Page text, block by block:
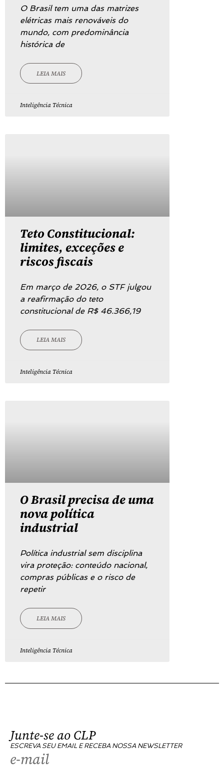
O Brasil tem uma das matrizes
elétricas mais renováveis do
mundo, com predominância
histórica de
LEIA MAIS
Inteligência Técnica
Teto Constitucional:
limites, exceções e
riscos fiscais
Em março de 2026, o STF julgou
a reafirmação do teto
constitucional de R$ 46.366,19
LEIA MAIS
Inteligência Técnica
O Brasil precisa de uma
nova política
industrial
Política industrial sem disciplina
vira proteção: conteúdo nacional,
compras públicas e o risco de
repetir
LEIA MAIS
Inteligência Técnica
Junte-se ao CLP
ESCREVA SEU EMAIL E RECEBA NOSSA NEWSLETTER
e-mail